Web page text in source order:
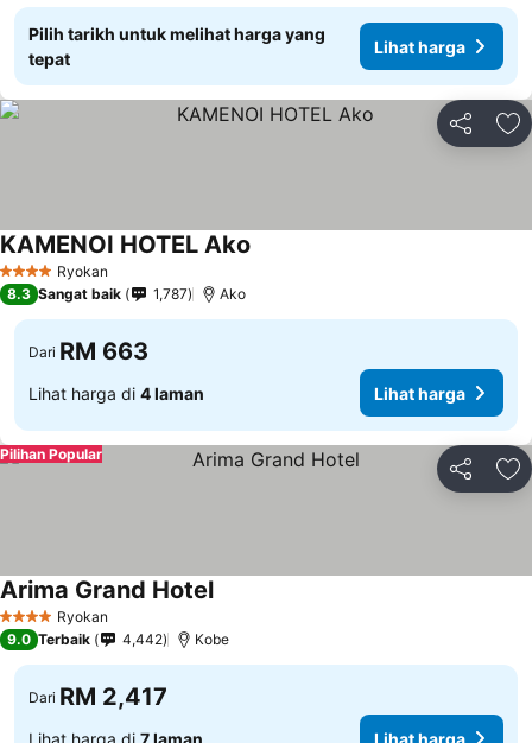
Pilih tarikh untuk melihat harga yang
tepat
Lihat harga
Kongsi
4 BintangRyokan
KAMENOI HOTEL Ako
8.3 Sangat baik 1,787 Ako
Dari RM 663
Lihat harga di 4 laman Lihat harga
Kongsi
Pilihan Popular
4 BintangRyokan
Arima Grand Hotel
9.0 Terbaik 4,442 Kobe
Dari RM 2,417
Lihat harga di 7 laman Lihat harga